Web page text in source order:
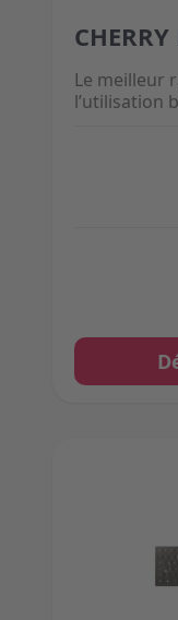
Le meilleur
l’utilisation
The price